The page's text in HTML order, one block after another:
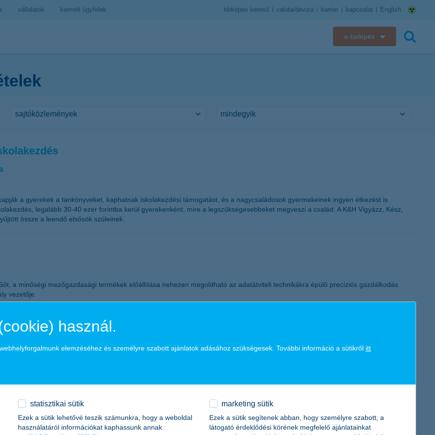
vállalatok kiemelt ügyfelek térképes kereső valuta/deviza karrier kapcsolat English
e-belépés
K&H e-kártyafelület
a gyerekek a tankönyveket, kaphatnak iskolakezdési támogatást, és a nagycsaládosok gyermekeinek ingyen étkezést is
legalább 30-40 ezer forintba kerül gyerekenként, mire a legszükségesebbeket megveszi a család. A K&H Vigyázz, Kész,
össze a leendő elsősök szüleinek.
a minőségi mezőgazdasági termékek előállítása nehezen megoldható az adatátviteli technikákra épülő precíziós gazdálkodás
vezetője.
k
növekedtek, átlagosan 5,7%-os árbevétel és 4,2%-os eredménynövekedést valószínűsítenek a következő egy évben. Ezzel
gyereket segített 2014-ben a K&H Csoport
használ.
elemzéséhez és személyre szabott ajánlatok adásához szükségesek. További információ a sütikről itt
statisztikai sütik
Ezek a sütik lehetővé teszik számunkra, hogy a weboldal
használatáról információkat kaphassunk annak
marketing sütik
Ezek a sütik segítenek abban, hogy személyre szabott, a
látogató érdeklődési körének megfelelő ajánlatainkat